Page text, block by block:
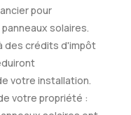
pour
solaires.
des crédits d'impôt
votre installation.
votre propriété :